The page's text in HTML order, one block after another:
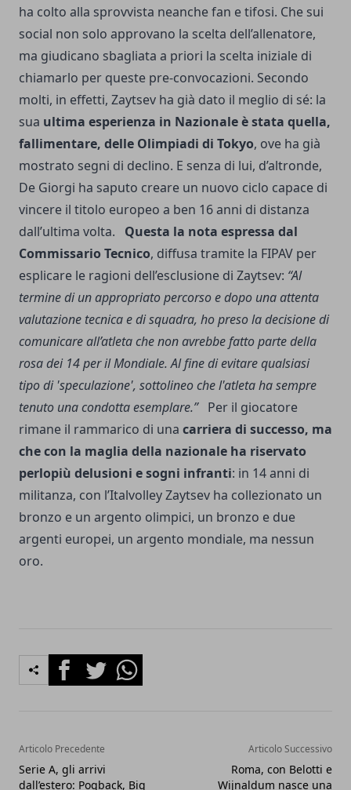
ha colto alla sprovvista neanche fan e tifosi. Che sui
social non solo approvano la scelta dell’allenatore,
ma giudicano sbagliata a priori la scelta iniziale di
chiamarlo per queste pre-convocazioni. Secondo
molti, in effetti, Zaytsev ha già dato il meglio di sé: la
sua ultima esperienza in Nazionale è stata quella,
fallimentare, delle Olimpiadi di Tokyo, ove ha già
mostrato segni di declino. E senza di lui, d’altronde,
De Giorgi ha saputo creare un nuovo ciclo capace di
vincere il titolo europeo a ben 16 anni di distanza
dall’ultima volta. Questa la nota espressa dal
Commissario Tecnico, diffusa tramite la FIPAV per
esplicare le ragioni dell’esclusione di Zaytsev: “Al
termine di un appropriato percorso e dopo una attenta
valutazione tecnica e di squadra, ho preso la decisione di
comunicare all’atleta che non avrebbe fatto parte della
rosa dei 14 per il Mondiale. Al fine di evitare qualsiasi
tipo di 'speculazione', sottolineo che l'atleta ha sempre
tenuto una condotta esemplare.”Per il giocatore
rimane il rammarico di una carriera di successo, ma
che con la maglia della nazionale ha riservato
perlopiù delusioni e sogni infranti: in 14 anni di
militanza, con l’Italvolley Zaytsev ha collezionato un
bronzo e un argento olimpici, un bronzo e due
argenti europei, un argento mondiale, ma nessun
oro.
FacebookTwitterWhatsapp
Articolo Precedente
Serie A, gli arrivi
dall’estero: Pogback, Big
Articolo Successivo
Roma, con Belotti e
Wijnaldum nasce una